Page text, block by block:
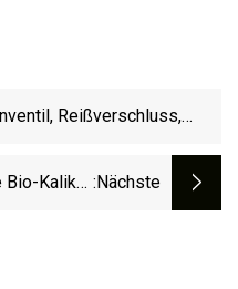
Reißverschluss,
Lose Tabaksnacks,
Kaliko- :nächste